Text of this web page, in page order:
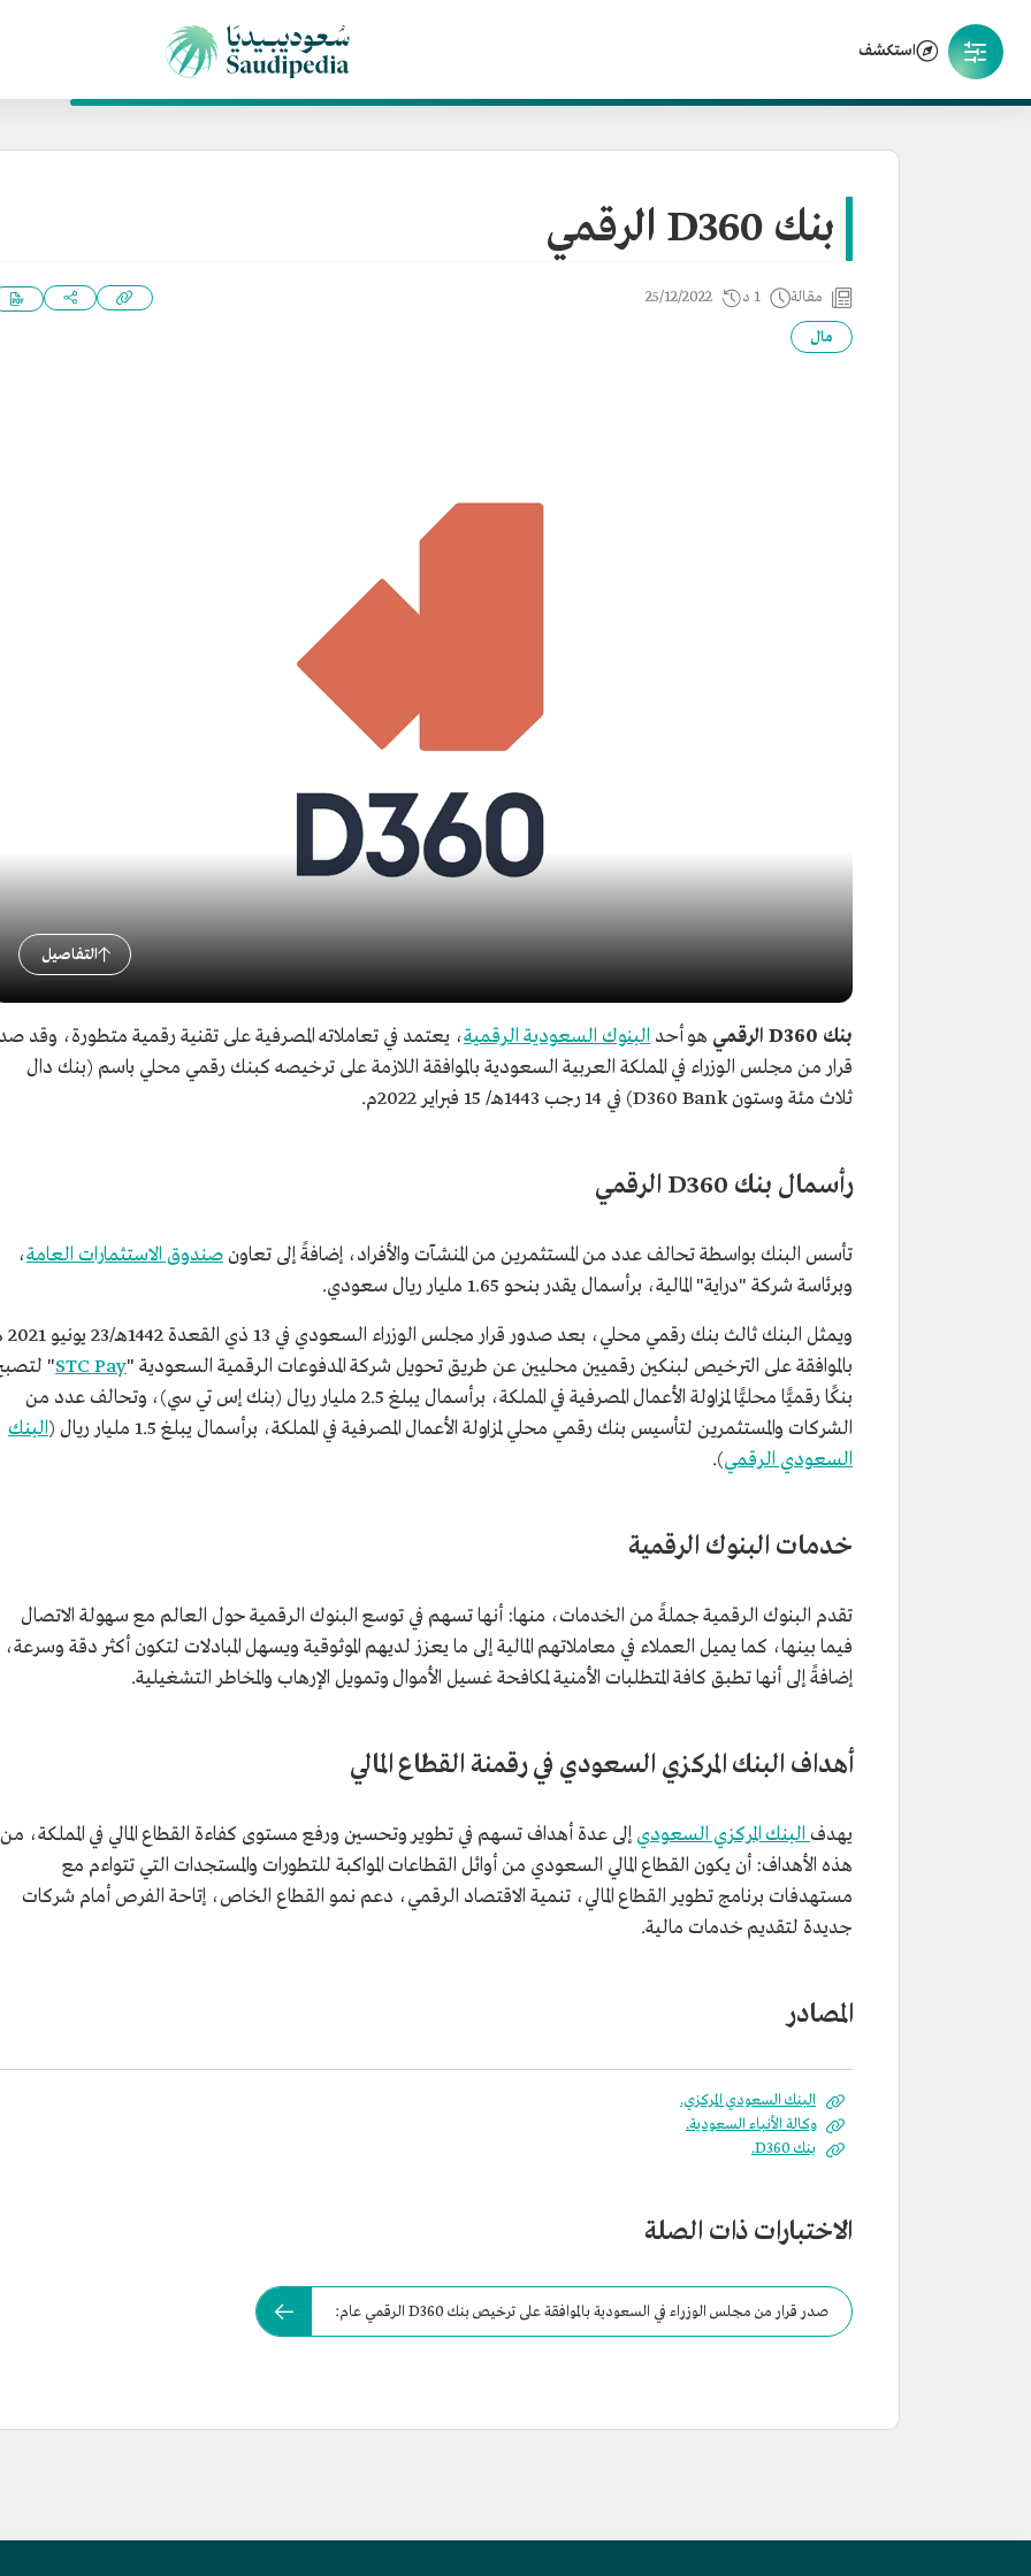
استكشف
بنك D360 الرقمي
مقالة 1 د 25/12/2022
مال
التفاصيل
بنك D360 الرقمي هو أحد البنوك السعودية الرقمية، يعتمد في تعاملاته المصرفية على تقنية رقمية متطورة، وقد
قرار من مجلس الوزراء في المملكة العربية السعودية بالموافقة اللازمة على ترخيصه كبنك رقمي محلي باسم (بنك دال
ثلاث مئة وستون D360 Bank) في 14 رجب 1443هـ/ 15 فبراير 2022م.
رأسمال بنك D360 الرقمي
تأسس البنك بواسطة تحالف عدد من المستثمرين من المنشآت والأفراد، إضافةً إلى تعاونصندوق الاستثمارات العامة،
وبرئاسة شركة "دراية" المالية، برأسمال يقدر بنحو 1.65 مليار ريال سعودي.
ويمثل البنك ثالث
بالموافقة على الترخيص لبنكين رقميين محليين عن طريق تحويل شركة المدفوعات الرقمية السعودية "STC Pay
"
بنكًا رقميًّا محليًّا لمزاولة الأعمال المصرفية في المملكة، برأسمال يبلغ 2.5 مليار ريال (بنك إس تي سي)، وتحالف عدد من
الشركات والمستثمرين لتأسيس بنك رقمي محلي لمزاولة الأعمال المصرفية في المملكة، برأسمال يبلغ 1.5 مليار ريال (
البنك
السعودي الرقمي).
خدمات البنوك الرقمية
تقدم البنوك الرقمية جملةً من الخدمات، منها: أنها تسهم في توسع البنوك الرقمية حول العالم مع سهولة الاتصال
فيما بينها، كما يميل العملاء في معاملاتهم المالية إلى ما يعزز لديهم الموثوقية ويسهل المبادلات لتكون أكثر دقة وسرعة،
إضافةً إلى أنها تطبق كافة المتطلبات الأمنية لمكافحة غسيل الأموال وتمويل الإرهاب والمخاطر التشغيلية.
أهداف البنك المركزي السعودي في رقمنة القطاع المالي
يهدف البنك المركزي السعودي إلى عدة أهداف تسهم في تطوير وتحسين ورفع مستوى كفاءة القطاع المالي في المملكة، من
هذه الأهداف: أن يكون القطاع المالي السعودي من أوائل القطاعات المواكبة للتطورات والمستجدات التي تتواءم مع
مستهدفات برنامج تطوير القطاع المالي، تنمية الاقتصاد الرقمي، دعم نمو القطاع الخاص، إتاحة الفرص أمام شركات
جديدة لتقديم خدمات مالية.
المصادر
البنك السعودي المركزي.
وكالة الأنباء السعودية.
بنك D360.
الاختبارات ذات الصلة
صدر قرار من مجلس الوزراء في السعودية بالموافقة على ترخيص بنك D360 الرقمي عام: